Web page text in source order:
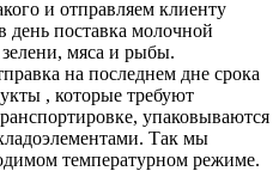
и отправляем клиенту
день поставка молочной
мяса и рыбы.
на последнем дне срока
, которые требуют
упаковываются
Так мы
температурном режиме.